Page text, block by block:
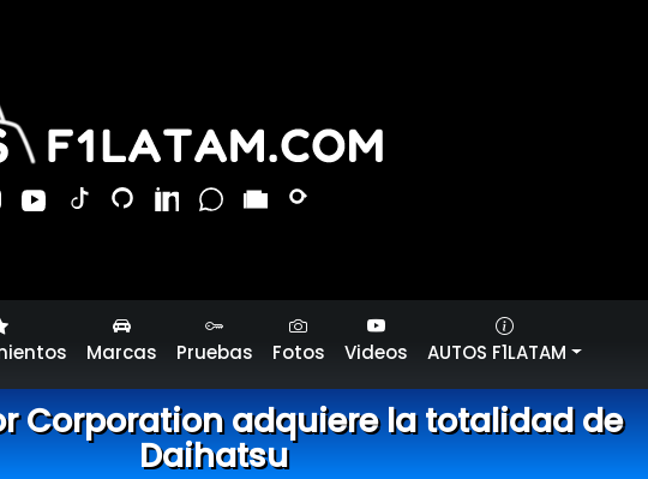
Marcas Pruebas Fotos Videos AUTOS F1LATAM
Corporation adquiere la totalidad de
Daihatsu